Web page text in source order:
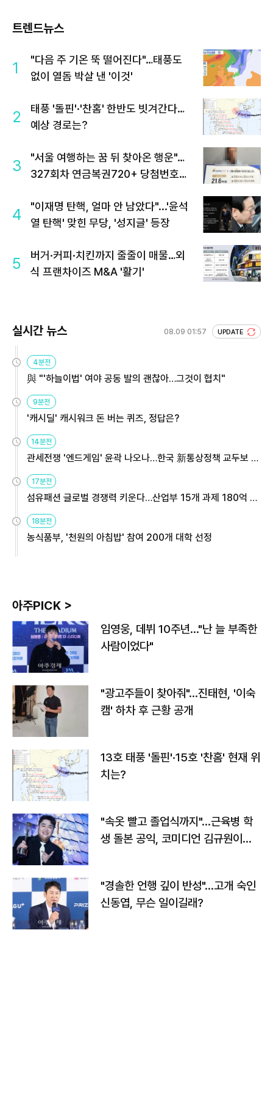
트렌드뉴스
1
"다음 주 기온 뚝 떨어진다"…태풍도
없이 열돔 박살 낸 '이것'
2
태풍 '돌핀'·'찬홈' 한반도 빗겨간다…
예상 경로는?
3
"서울 여행하는 꿈 뒤 찾아온 행운"…
327회차 연금복권720+ 당첨번호조
4
"이재명 탄핵, 얼마 안 남았다"...'윤석
열 탄핵' 맞힌 무당, '성지글' 등장
5
버거·커피·치킨까지 줄줄이 매물…외
식 프랜차이즈 M&A '활기'
실시간 뉴스 08.09 01:57 UPDATE
4분전
與 "'하늘이법' 여야 공동 발의 괜찮아…그것이 협치"
9분전
'캐시딜' 캐시워크 돈 버는 퀴즈, 정답은?
14분전
관세전쟁 '엔드게임' 윤곽 나오나…한국 新통상정책 교두보 활
용해야
17분전
섬유패션 글로벌 경쟁력 키운다…산업부 15개 과제 180억 지
원
18분전
농식품부, '천원의 아침밥' 참여 200개 대학 선정
아주PICK >
임영웅, 데뷔 10주년…"난 늘 부족한
사람이었다"
"광고주들이 찾아줘"…진태현, '이숙
캠' 하차 후 근황 공개
13호 태풍 '돌핀'·15호 '찬홈' 현재 위
치는?
"속옷 빨고 졸업식까지"…근육병 학
생 돌본 공익, 코미디언 김규원이었
"경솔한 언행 깊이 반성"…고개 숙인
신동엽, 무슨 일이길래?